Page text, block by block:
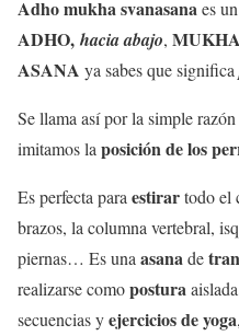
Adho mukha svanasanaes
ADHO, hacia abajo,
ASANA ya sabes que significa
Se llama así por la simple
imitamos la posición de los
Es perfecta para estirartodo el
brazos, la columna vertebral,
piernas… Es una asanade
realizarse comopostura
secuencias yejercicios de yoga